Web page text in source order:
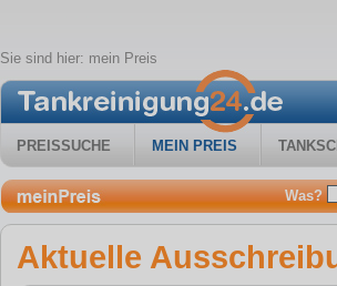
Sie sind hier: mein Preis
PREISSUCHE MEIN PREIS
Was?
Aktuelle